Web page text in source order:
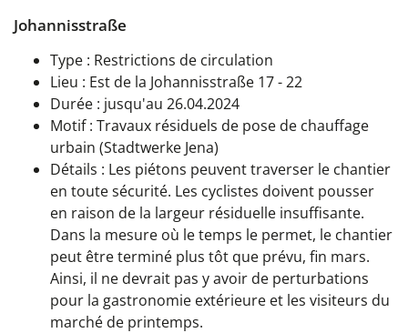
Johannisstraße
Type : Restrictions de circulation
Lieu : Est de la Johannisstraße 17 - 22
Durée : jusqu'au 26.04.2024
Motif : Travaux résiduels de pose de chauffage
urbain (Stadtwerke Jena)
Détails : Les piétons peuvent traverser le chantier
en toute sécurité. Les cyclistes doivent pousser
en raison de la largeur résiduelle insuffisante.
Dans la mesure où le temps le permet, le chantier
peut être terminé plus tôt que prévu, fin mars.
Ainsi, il ne devrait pas y avoir de perturbations
pour la gastronomie extérieure et les visiteurs du
marché de printemps.